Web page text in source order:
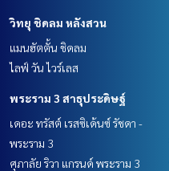
วิทยุ ชิดลม หลังสวน
แมนฮัตตั้น ชิดลม
ไลฟ์ วัน ไวร์เลส
พระราม 3 สาธุประดิษฐ์
เดอะ ทรัสต์ เรสซิเด้นซ์ รัชดา -
พระราม 3
ศุภาลัย ริวา แกรนด์ พระราม 3